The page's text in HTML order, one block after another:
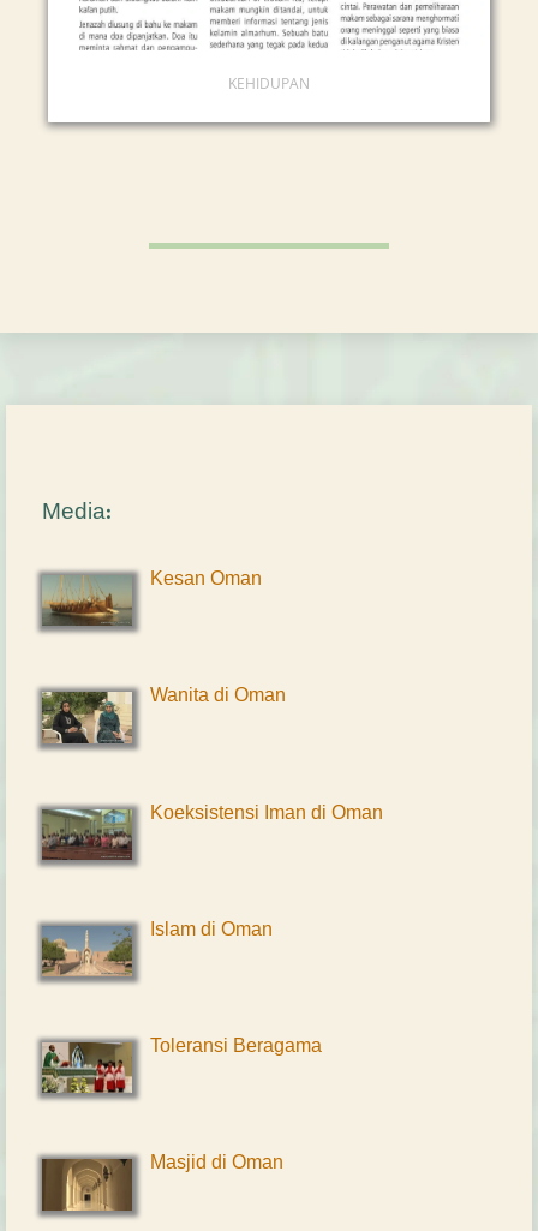
KEHIDUPAN
Media:
Kesan Oman
Wanita di Oman
Koeksistensi Iman di Oman
Islam di Oman
Toleransi Beragama
Masjid di Oman